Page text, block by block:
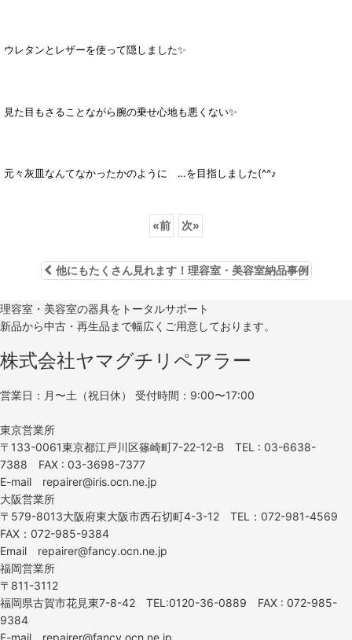
ウレタンとレザーを使って隠しました✨
見た目もさることながら腕の乗せ心地も悪くない✨
元々灰皿なんてなかったかのように …を目指しました(^^♪
«前 次»
他にもたくさん見れます！理容室・美容室納品事例
理容室・美容室の器具をトータルサポート
新品から中古・再生品まで幅広くご用意しております。
株式会社ヤマグチリペアラー
営業日：月〜土（祝日休） 受付時間：9:00〜17:00
東京営業所
〒133-0061東京都江戸川区篠崎町7-22-12-B TEL : 03-6638-
7388 FAX : 03-3698-7377
E-mail repairer@iris.ocn.ne.jp
大阪営業所
〒579-8013大阪府東大阪市西石切町4-3-12 TEL：072-981-4569
FAX：072-985-9384
Email repairer@fancy.ocn.ne.jp
福岡営業所
〒811-3112
福岡県古賀市花見東7-8-42 TEL:0120-36-0889 FAX : 072-985-
9384